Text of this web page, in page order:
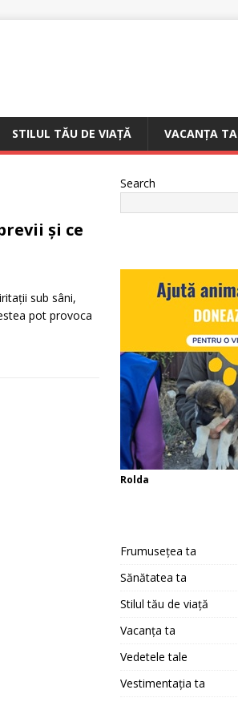
STILUL TĂU DE VIAȚĂ VACANȚA TA
și ce
sub sâni,
pot provoca
Search
Rolda
Frumusețea ta
Sănătatea ta
Stilul tău de viață
Vacanța ta
Vedetele tale
Vestimentația ta